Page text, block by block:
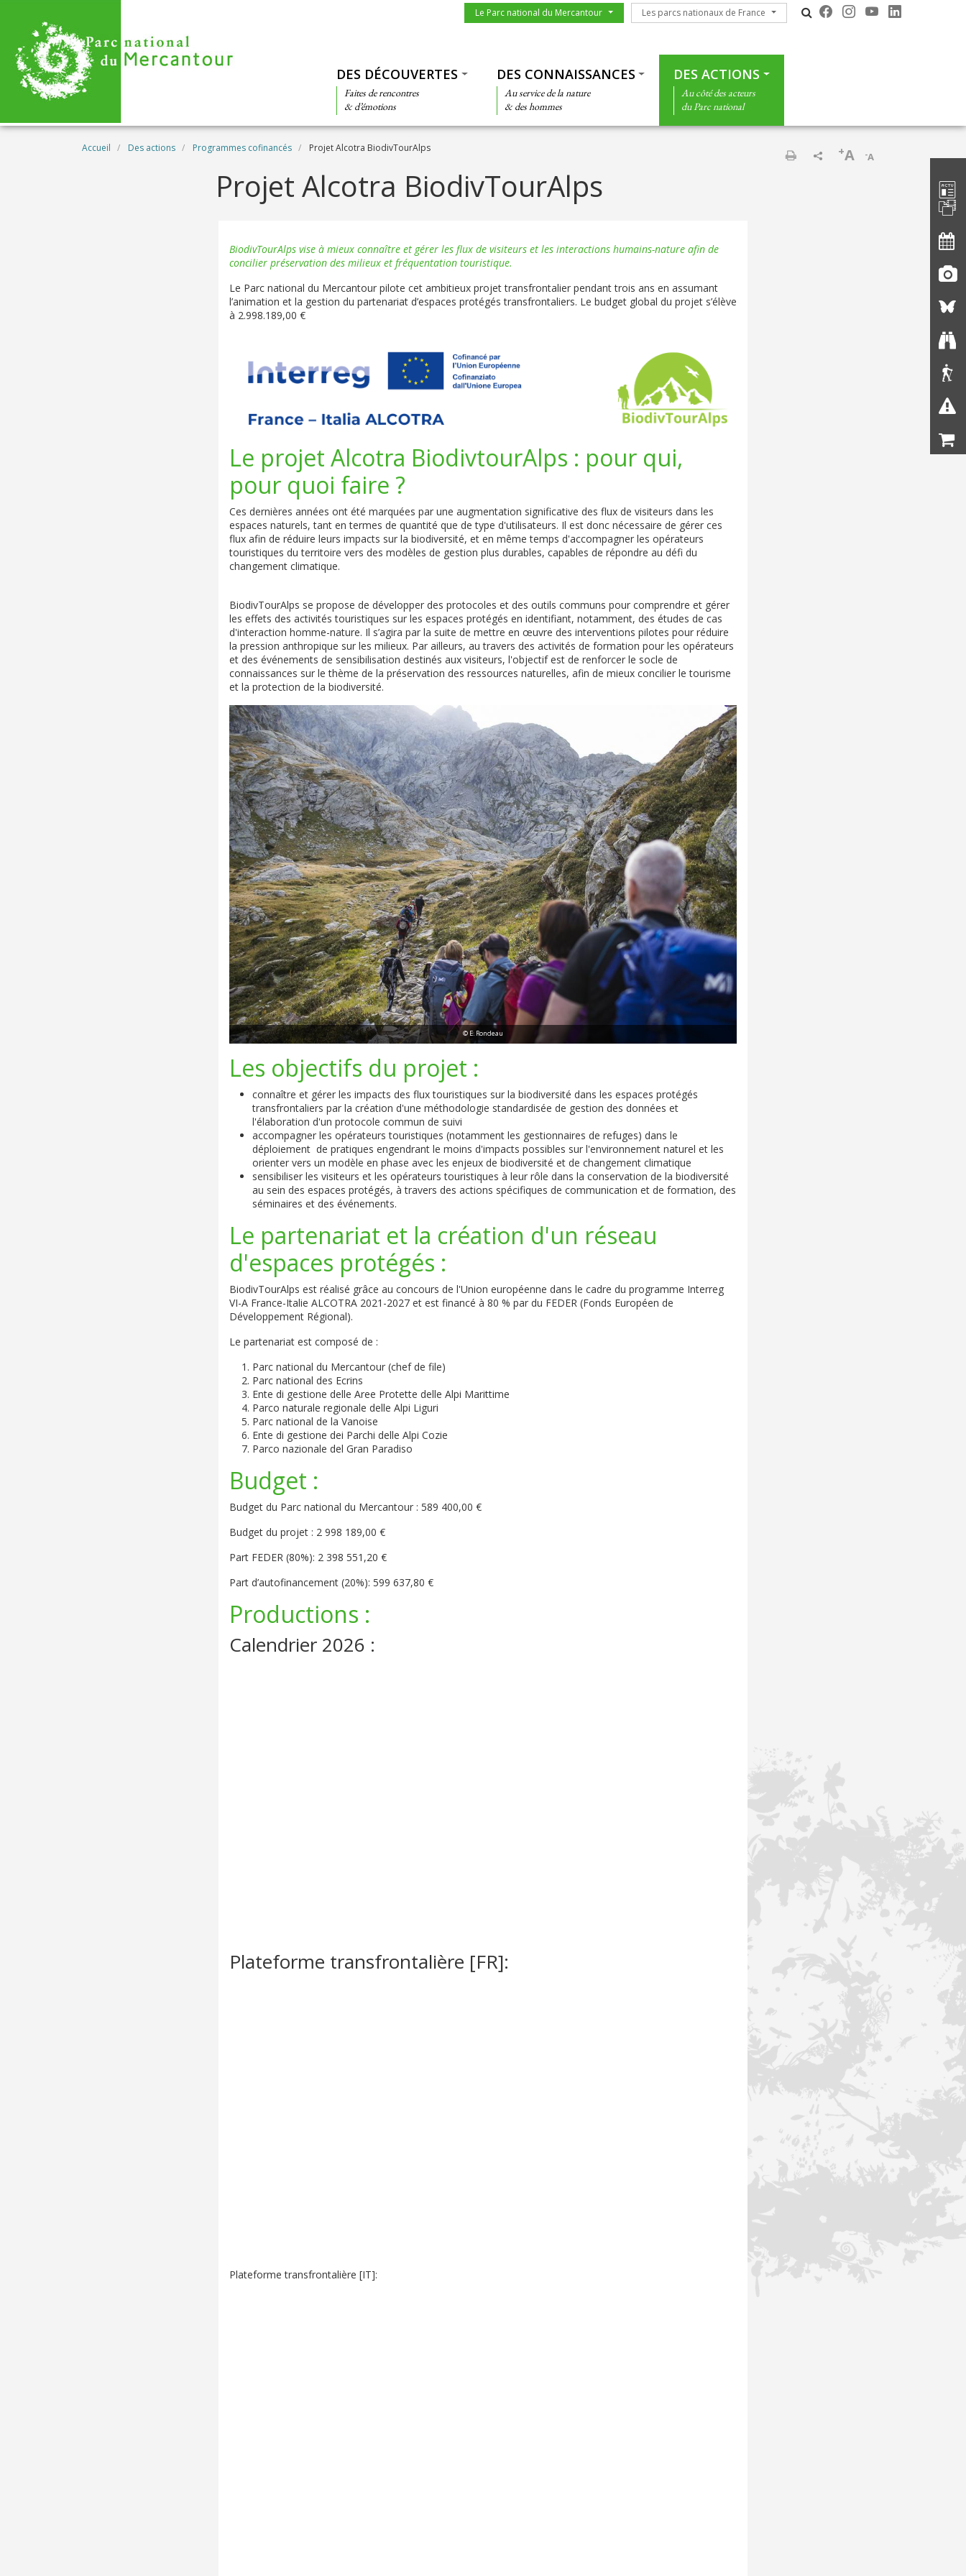
Menu du parc
Le Parc national du Mercantour Les parcs nationaux de France
Les parcs nationaux de France
DES DÉCOUVERTES
Faites de rencontres
& d’émotions
DES CONNAISSANCES
Au service de la nature
& des hommes
DES ACTIONS
Au côté des acteurs
du Parc national
Fil d'Ariane
Accueil Des actions Programmes cofinancés Projet Alcotra BiodivTourAlps
-A
+A
Projet Alcotra BiodivTourAlps
BiodivTourAlps vise à mieux connaître et gérer les flux de visiteurs et les interactions humains-nature afin de
concilier préservation des milieux et fréquentation touristique.
Le Parc national du Mercantour pilote cet ambitieux projet transfrontalier pendant trois ans en assumant
l’animation et la gestion du partenariat d’espaces protégés transfrontaliers. Le budget global du projet s’élève
à 2.998.189,00 €
Le projet Alcotra BiodivtourAlps : pour qui,
pour quoi faire ?
Ces dernières années ont été marquées par une augmentation significative des flux de visiteurs dans les
espaces naturels, tant en termes de quantité que de type d'utilisateurs. Il est donc nécessaire de gérer ces
flux afin de réduire leurs impacts sur la biodiversité, et en même temps d'accompagner les opérateurs
touristiques du territoire vers des modèles de gestion plus durables, capables de répondre au défi du
changement climatique.
BiodivTourAlps se propose de développer des protocoles et des outils communs pour comprendre et gérer
les effets des activités touristiques sur les espaces protégés en identifiant, notamment, des études de cas
d'interaction homme-nature. Il s’agira par la suite de mettre en œuvre des interventions pilotes pour réduire
la pression anthropique sur les milieux. Par ailleurs, au travers des activités de formation pour les opérateurs
et des événements de sensibilisation destinés aux visiteurs, l'objectif est de renforcer le socle de
connaissances sur le thème de la préservation des ressources naturelles, afin de mieux concilier le tourisme
et la protection de la biodiversité.
© E. Rondeau
Les objectifs du projet :
connaître et gérer les impacts des flux touristiques sur la biodiversité dans les espaces protégés
transfrontaliers par la création d'une méthodologie standardisée de gestion des données et
l'élaboration d'un protocole commun de suivi
accompagner les opérateurs touristiques (notamment les gestionnaires de refuges) dans le
déploiement de pratiques engendrant le moins d'impacts possibles sur l'environnement naturel et les
orienter vers un modèle en phase avec les enjeux de biodiversité et de changement climatique
sensibiliser les visiteurs et les opérateurs touristiques à leur rôle dans la conservation de la biodiversité
au sein des espaces protégés, à travers des actions spécifiques de communication et de formation, des
séminaires et des événements.
Le partenariat et la création d'un réseau
d'espaces protégés :
BiodivTourAlps est réalisé grâce au concours de l'Union européenne dans le cadre du programme Interreg
VI-A France-Italie ALCOTRA 2021-2027 et est financé à 80 % par du FEDER (Fonds Européen de
Développement Régional).
Le partenariat est composé de :
Parc national du Mercantour (chef de file)
Parc national des Ecrins
Ente di gestione delle Aree Protette delle Alpi Marittime
Parco naturale regionale delle Alpi Liguri
Parc national de la Vanoise
Ente di gestione dei Parchi delle Alpi Cozie
Parco nazionale del Gran Paradiso
Budget :
Budget du Parc national du Mercantour : 589 400,00 €
Budget du projet : 2 998 189,00 €
Part FEDER (80%): 2 398 551,20 €
Part d’autofinancement (20%): 599 637,80 €
Productions :
Calendrier 2026 :
Plateforme transfrontalière [FR]:
Plateforme transfrontalière [IT]: